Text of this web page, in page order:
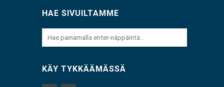
HAE SIVUILTAMME
KÄY TYKKÄÄMÄSSÄ